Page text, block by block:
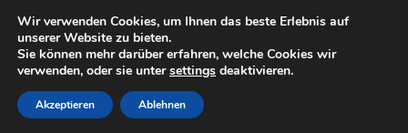
LIEFERUNG ab 6 EUR
Weltweiter Versand
(800) 500 564Mo-Fr 9-16 Uhr
Zur
Zum
Wir verwenden Cookies, um Ihnen das beste Erlebnis auf
unserer Website zu bieten.
Sie können mehr darüber erfahren, welche Cookies wir
verwenden, oder sie untersettings deaktivieren.
Akzeptieren Ablehnen